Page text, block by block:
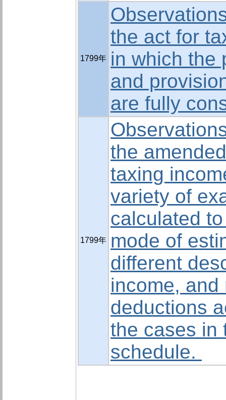
1799年
the act for
in which the
and
are fully
1799年
the
taxing
variety of
calculated
mode of
different
income, and
deductions
the cases in
schedule.